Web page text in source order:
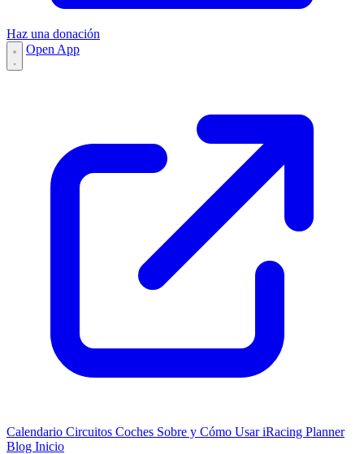
Haz una donación
Open App
Calendario Circuitos Coches Sobre y Cómo UsariRacing Planner
Blog Inicio